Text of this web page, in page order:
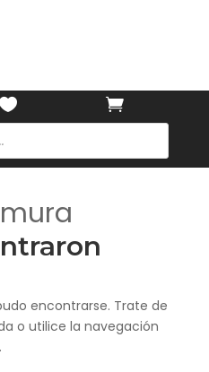


encontrarse. Trate de
o utilice la navegación